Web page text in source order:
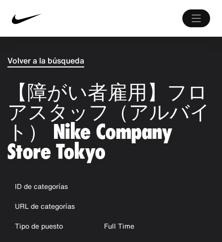
Volver a la búsqueda
【障がい者雇用】フロ
アスタッフ（アルバイ
ト） Nike Company
Store Tokyo
ID de categorías
URL de categorías
Tipo de puesto
Full Time